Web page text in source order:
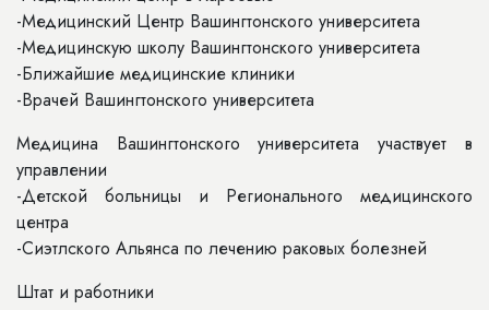
-Медицинский Центр Вашингтонского университета
-Медицинскую школу Вашингтонского университета
-Ближайшие медицинские клиники
-Врачей Вашингтонского университета
Медицина Вашингтонского университета участвует в
управлении
-Детской больницы и Регионального медицинского
центра
-Сиэтлского Альянса по лечению раковых болезней
Штат и работники